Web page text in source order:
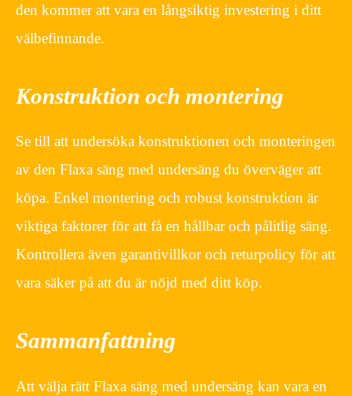
den kommer att vara en långsiktig investering i ditt
välbefinnande.
Konstruktion och montering
Se till att undersöka konstruktionen och monteringen
av den Flaxa säng med undersäng du överväger att
köpa. Enkel montering och robust konstruktion är
viktiga faktorer för att få en hållbar och pålitlig säng.
Kontrollera även garantivillkor och returpolicy för att
vara säker på att du är nöjd med ditt köp.
Sammanfattning
Att välja rätt Flaxa säng med undersäng kan vara en